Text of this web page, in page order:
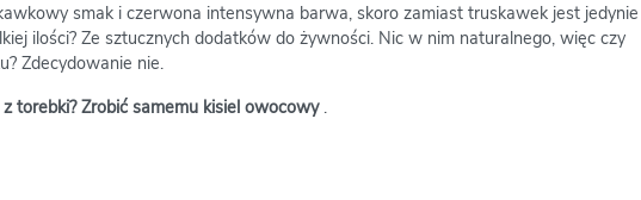
smak i czerwona intensywna barwa, skoro zamiast truskawek jest jedynie
ilości? Ze sztucznych dodatków do żywności. Nic w nim naturalnego, więc czy
Zdecydowanie nie.
torebki? Zrobić samemu kisiel owocowy .